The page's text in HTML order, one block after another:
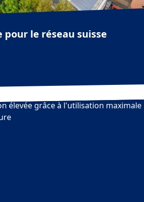
pour le réseau suisse